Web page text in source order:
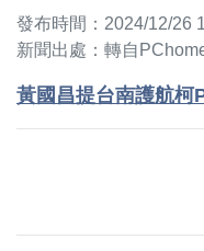
發布時間：2024/12/26
新聞出處：轉自
黃國昌提台南護航柯